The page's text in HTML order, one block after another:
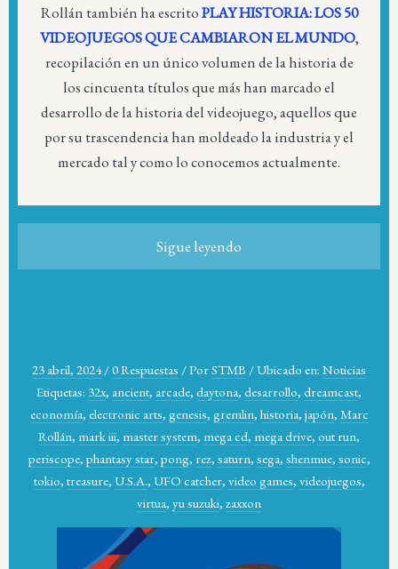
Rollán también ha escritoPLAY HISTORIA: LOS 50
VIDEOJUEGOS QUE CAMBIARON EL MUNDO,
recopilación en un único volumen de la historia de
los cincuenta títulos que más han marcado el
desarrollo de la historia del videojuego, aquellos que
por su trascendencia han moldeado la industria y el
mercado tal y como lo conocemos actualmente.
Sigue leyendo
23 abril, 2024 /0 Respuestas /PorSTMB / Ubicado en: Noticias
Etiquetas: 32x, ancient, arcade, daytona, desarrollo, dreamcast,
economía, electronic arts, genesis, gremlin, historia, japón, Marc
Rollán, mark iii, master system, mega cd, mega drive, out run,
periscope, phantasy star, pong, rez, saturn, sega, shenmue, sonic,
tokio, treasure, U.S.A., UFO catcher, video games, videojuegos,
virtua, yu suzuki, zaxxon